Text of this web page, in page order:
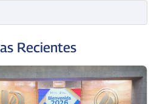
Recientes